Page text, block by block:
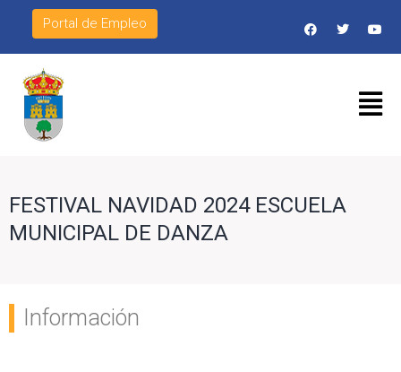
Portal de Empleo
FESTIVAL NAVIDAD 2024 ESCUELA
MUNICIPAL DE DANZA
Información